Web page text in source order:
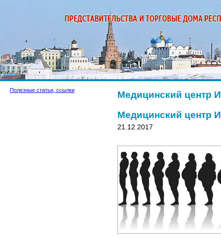
Полезные статьи, ссылки
Медицинский центр
Медицинский центр
21.12.2017